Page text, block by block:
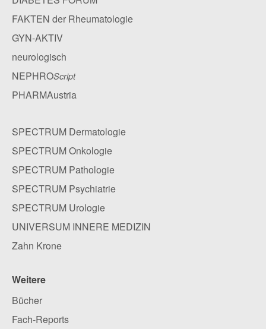
FAKTEN der Rheumatologie
GYN-AKTIV
neurologisch
NEPHROScript
PHARMAustria
SPECTRUM Dermatologie
SPECTRUM Onkologie
SPECTRUM Pathologie
SPECTRUM Psychiatrie
SPECTRUM Urologie
UNIVERSUM INNERE MEDIZIN
Zahn Krone
Weitere
Bücher
Fach-Reports